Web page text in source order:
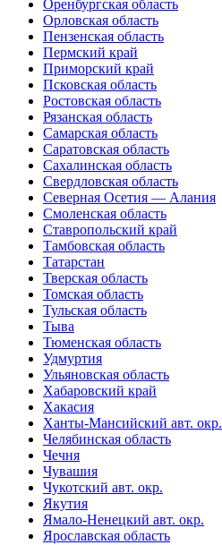
Оренбургская область
Орловская область
Пензенская область
Пермский край
Приморский край
Псковская область
Ростовская область
Рязанская область
Самарская область
Саратовская область
Сахалинская область
Свердловская область
Северная Осетия — Алания
Смоленская область
Ставропольский край
Тамбовская область
Татарстан
Тверская область
Томская область
Тульская область
Тыва
Тюменская область
Удмуртия
Ульяновская область
Хабаровский край
Хакасия
Ханты-Мансийский авт. окр.
Челябинская область
Чечня
Чувашия
Чукотский авт. окр.
Якутия
Ямало-Ненецкий авт. окр.
Ярославская область